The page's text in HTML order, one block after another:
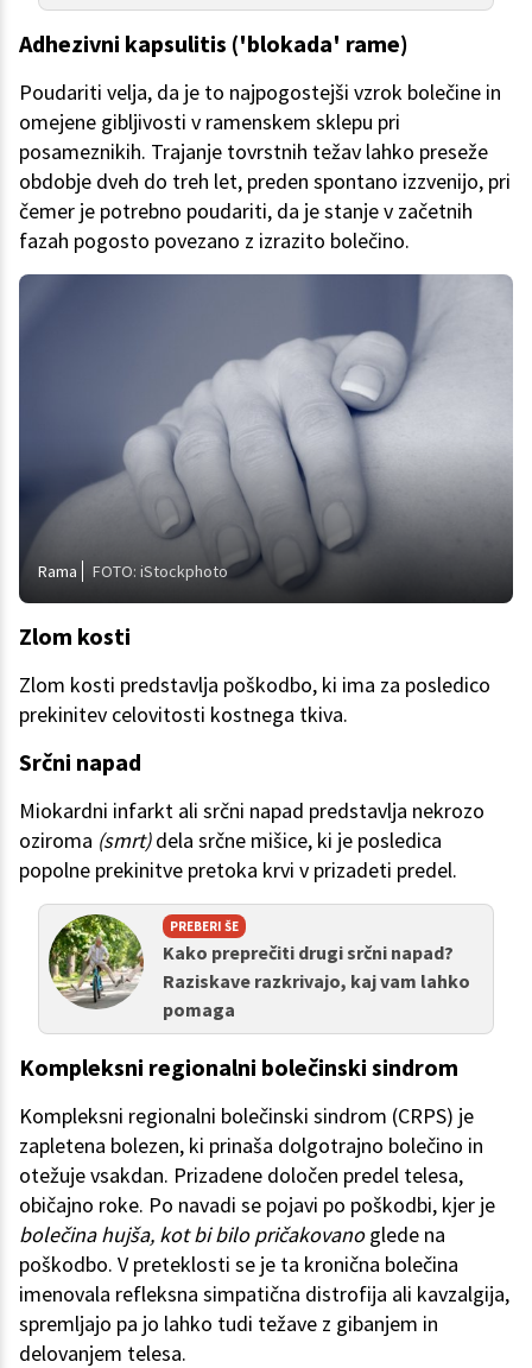
Adhezivni kapsulitis ('blokada' rame)
Poudariti velja, da je to najpogostejši vzrok bolečine in
omejene gibljivosti v ramenskem sklepu pri
posameznikih. Trajanje tovrstnih težav lahko preseže
obdobje dveh do treh let, preden spontano izzvenijo, pri
čemer je potrebno poudariti, da je stanje v začetnih
fazah pogosto povezano z izrazito bolečino.
Rama FOTO: iStockphoto
Zlom kosti
Zlom kosti predstavlja poškodbo, ki ima za posledico
prekinitev celovitosti kostnega tkiva.
Srčni napad
Miokardni infarkt ali srčni napad predstavlja nekrozo
oziroma (smrt)dela srčne mišice, ki je posledica
popolne prekinitve pretoka krvi v prizadeti predel.
PREBERI ŠE
Kako preprečiti drugi srčni napad?
Raziskave razkrivajo, kaj vam lahko
pomaga
Kompleksni regionalni bolečinski sindrom
Kompleksni regionalni bolečinski sindrom (CRPS) je
zapletena bolezen, ki prinaša dolgotrajno bolečino in
otežuje vsakdan. Prizadene določen predel telesa,
običajno roke. Po navadi se pojavi po poškodbi, kjer je
bolečina hujša, kot bi bilo pričakovanoglede na
poškodbo. V preteklosti se je ta kronična bolečina
imenovala refleksna simpatična distrofija ali kavzalgija,
spremljajo pa jo lahko tudi težave z gibanjem in
delovanjem telesa.